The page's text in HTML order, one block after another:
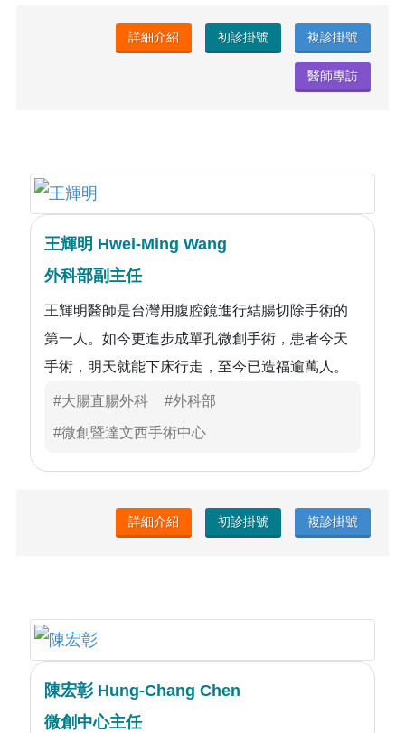
手術、痔瘡環狀切除(PPH)手術。
3.無痛大腸鏡檢查。
詳細介紹 初診掛號 複診掛號
醫師專訪
王輝明 Hwei-Ming Wang
外科部副主任
王輝明醫師是台灣用腹腔鏡進行結腸切除手術的
第一人。如今更進步成單孔微創手術，患者今天
手術，明天就能下床行走，至今已造福逾萬人。
#大腸直腸外科 #外科部
#微創暨達文西手術中心
詳細介紹 初診掛號 複診掛號
陳宏彰 Hung-Chang Chen
微創中心主任